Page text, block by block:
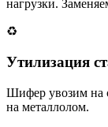
нагрузки.
♻️
Утилизация
Шифер увозим на
на металлолом.